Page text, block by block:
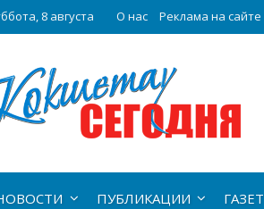
8 августа О нас Реклама на сайте
ПУБЛИКАЦИИ